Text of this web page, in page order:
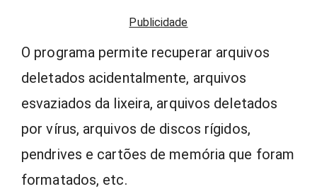
Publicidade
O programa permite recuperar arquivos
deletados acidentalmente, arquivos
esvaziados da lixeira, arquivos deletados
por vírus, arquivos de discos rígidos,
pendrives e cartões de memória que foram
formatados, etc.